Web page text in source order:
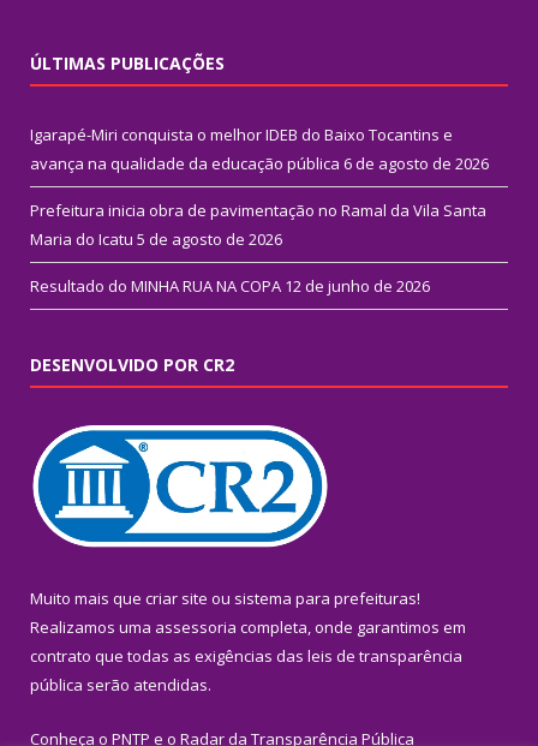
ÚLTIMAS PUBLICAÇÕES
Igarapé-Miri conquista o melhor IDEB do Baixo Tocantins e
avança na qualidade da educação pública 6 de agosto de 2026
Prefeitura inicia obra de pavimentação no Ramal da Vila Santa
Maria do Icatu 5 de agosto de 2026
Resultado do MINHA RUA NA COPA 12 de junho de 2026
DESENVOLVIDO POR CR2
Muito mais que criar site ou sistema para prefeituras!
Realizamos uma assessoria completa, onde garantimos em
contrato que todas as exigências das leis de transparência
pública serão atendidas.
Conheça o PNTP e o Radar da Transparência Pública